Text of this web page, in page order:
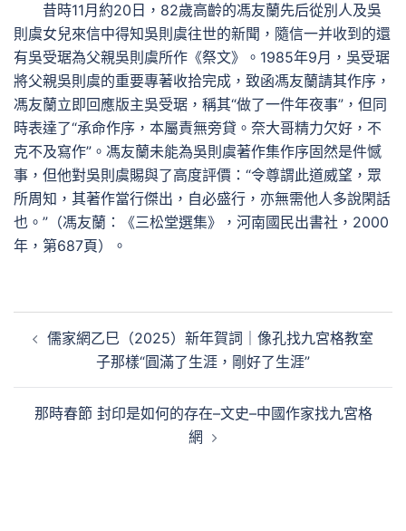
昔時11月約20日，82歲高齡的馮友蘭先后從別人及吳
則虞女兒來信中得知吳則虞往世的新聞，隨信一并收到的還
有吳受琚為父親吳則虞所作《祭文》。1985年9月，吳受琚
將父親吳則虞的重要專著收拾完成，致函馮友蘭請其作序，
馮友蘭立即回應版主吳受琚，稱其“做了一件年夜事”，但同
時表達了“承命作序，本屬責無旁貸。奈大哥精力欠好，不
克不及寫作”。馮友蘭未能為吳則虞著作集作序固然是件憾
事，但他對吳則虞賜與了高度評價：“令尊謂此道威望，眾
所周知，其著作當行傑出，自必盛行，亦無需他人多說閑話
也。”（馮友蘭：《三松堂選集》，河南國民出書社，2000
年，第687頁）。
章
儒家網乙巳（2025）新年賀詞｜像孔找九宮格教室
子那樣“圓滿了生涯，剛好了生涯”
那時春節 封印是如何的存在–文史–中國作家找九宮格
網